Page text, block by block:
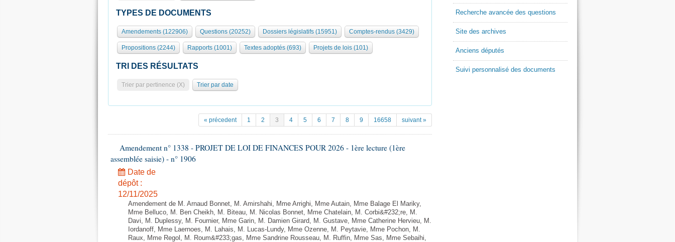
TYPES DE DOCUMENTS
Amendements (122906) Questions (20252) Dossiers législatifs (15951) Comptes-rendus (3429)
Propositions (2244) Rapports (1001) Textes adoptés (693) Projets de lois (101)
TRI DES RÉSULTATS
Trier par pertinence (X) Trier par date
« précedent 1 2 3 4 5 6 7 8 9 16658 suivant »
Amendement n° 1338 - PROJET DE LOI DE FINANCES POUR 2026 - 1ère lecture (1ère
assemblée saisie) - n° 1906
Date de
dépôt :
12/11/2025
Amendement de M. Arnaud Bonnet, M. Amirshahi, Mme Arrighi, Mme Autain, Mme Balage El Mariky,
Mme Belluco, M. Ben Cheikh, M. Biteau, M. Nicolas Bonnet, Mme Chatelain, M. Corbi&#232;re, M.
Davi, M. Duplessy, M. Fournier, Mme Garin, M. Damien Girard, M. Gustave, Mme Catherine Hervieu, M.
Iordanoff, Mme Laernoes, M. Lahais, M. Lucas-Lundy, Mme Ozenne, M. Peytavie, Mme Pochon, M.
Raux, Mme Regol, M. Roum&#233;gas, Mme Sandrine Rousseau, M. Ruffin, Mme Sas, Mme Sebaihi,
Recherche avancée des questions
Site des archives
Anciens députés
Suivi personnalisé des documents